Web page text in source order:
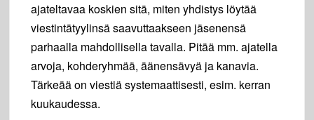
ajateltavaa koskien sitä, miten yhdistys löytää
viestintätyylinsä saavuttaakseen jäsenensä
parhaalla mahdollisella tavalla. Pitää mm. ajatella
arvoja, kohderyhmää, äänensävyä ja kanavia.
Tärkeää on viestiä systemaattisesti, esim. kerran
kuukaudessa.